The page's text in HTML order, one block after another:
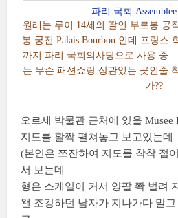
파리 국회
원래는 루이 14세의 딸인 부르봉 공
봉 궁전 Palais Bourbon 인데 프랑스
까지 파리 국회의사당으로 사용 중
는 무슨 패션쇼랑 상관있는 곳인줄
가??
오르세 박물관 근처에 있을 Musee
지도를 활짝 펼쳐놓고 보고있는데
(본인은 쪼잔하여 지도를 착착 접
서 보는데
형은 스케일이 커서 양팔 쫙 벌려
왠 조깅하던 남자가 지나가다 말고